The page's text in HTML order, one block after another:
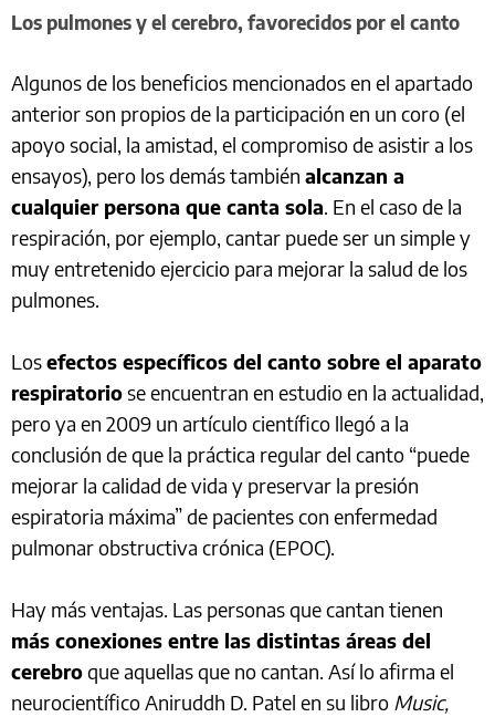
Los pulmones y el cerebro, favorecidos por el canto
Algunos de los beneficios mencionados en el apartado
anterior son propios de la participación en un coro (el
apoyo social, la amistad, el compromiso de asistir a los
ensayos), pero los demás también alcanzan a
cualquier persona que canta sola. En el caso de la
respiración, por ejemplo, cantar puede ser un simple y
muy entretenido ejercicio para mejorar la salud de los
pulmones.
Losefectos específicos del canto sobre el aparato
respiratoriose encuentran en estudio en la actualidad,
pero ya en 2009 un artículo científico llegó a la
conclusión de que la práctica regular del canto “puede
mejorar la calidad de vida y preservar la presión
espiratoria máxima” de pacientes con enfermedad
pulmonar obstructiva crónica (EPOC).
Hay más ventajas. Las personas que cantan tienen
más conexiones entre las distintas áreas del
cerebroque aquellas que no cantan. Así lo afirma el
neurocientífico Aniruddh D. Patel en su libro Music,